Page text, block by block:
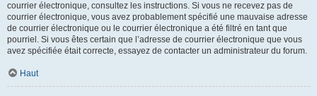
courrier électronique, consultez les instructions. Si vous ne recevez pas de
courrier électronique, vous avez probablement spécifié une mauvaise adresse
de courrier électronique ou le courrier électronique a été filtré en tant que
pourriel. Si vous êtes certain que l’adresse de courrier électronique que vous
avez spécifiée était correcte, essayez de contacter un administrateur du forum.
Haut